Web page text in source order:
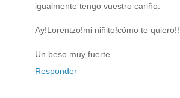
igualmente tengo vuestro cariño.
Ay!Lorentzo!mi niñito!cómo te quiero!!
Un beso muy fuerte.
Responder